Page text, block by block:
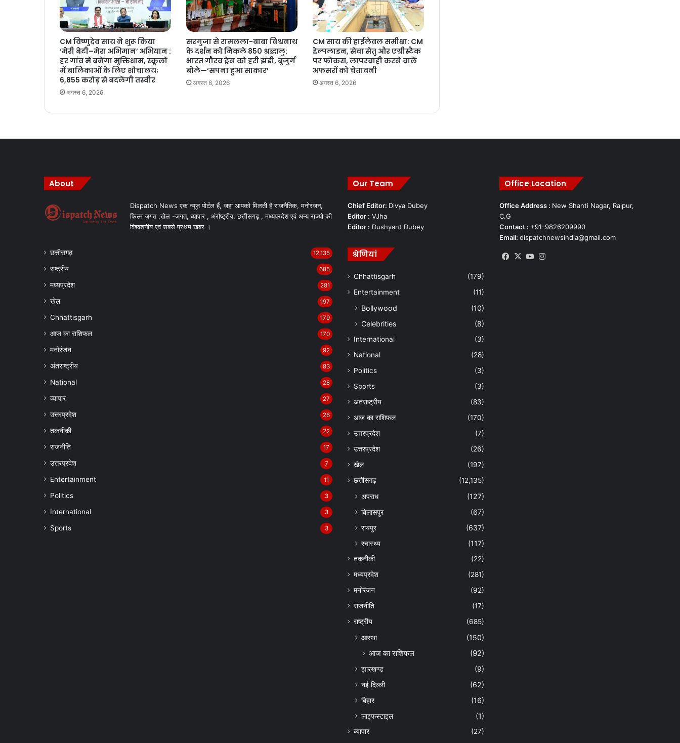
CM विष्णुदेव साय ने शुरू किया
‘मेरी बेटी–मेरा अभिमान’ अभियान :
हर गांव में बनेगा मुक्तिधाम, स्कूलों
में बालिकाओं के लिए शौचालय;
6,855 करोड़ से बदलेगी तस्वीर
अगस्त 6, 2026
सरगुजा से रामलला-बाबा विश्वनाथ
के दर्शन को निकले 850 श्रद्धालु:
भारत गौरव ट्रेन को हरी झंडी, बुजुर्ग
बोले—‘सपना हुआ साकार’
अगस्त 6, 2026
CM साय की हाईलेवल समीक्षा: CM
हेल्पलाइन, सेवा सेतु और एग्रीस्टैक
पर फोकस, लापरवाही करने वाले
अफसरों को चेतावनी
अगस्त 6, 2026
About
Dispatch News एक न्यूज़ पोर्टल हैं, जहां आपको मिलती हैं राजनैतिक, मनोरंजन,
फिल्म जगत ,खेल -जगत, व्यापार , अंर्राष्ट्रीय, छत्तीसगढ़ , मध्यप्रदेश एवं अन्य राज्यो की
विश्वशनीय एवं सबसे प्रथम खबर ।
छत्तीसगढ़ 12,135
राष्ट्रीय 685
मध्यप्रदेश 281
खेल 197
Chhattisgarh 179
आज का राशिफल 170
मनोरंजन 92
अंतराष्ट्रीय 83
National 28
व्यापार 27
उत्तरप्रदेश 26
तकनीकी 22
राजनीति 17
उत्तरप्रदेश 7
Entertainment 11
Politics 3
International 3
Sports 3
Our Team
Chief Editor: Divya Dubey
Editor : VJha
Editor : Dushyant Dubey
श्रेणियां
Chhattisgarh
(179)
Entertainment
(11)
Bollywood
(10)
Celebrities
(8)
International
(3)
National
(28)
Politics
(3)
Sports
(3)
अंतराष्ट्रीय
(83)
आज का राशिफल
(170)
उत्तरप्रदेश
(7)
उत्तरप्रदेश
(26)
खेल
(197)
छत्तीसगढ़
(12,135)
अपराध
(127)
बिलासपुर
(67)
रायपुर
(637)
स्वास्थ्य
(117)
तकनीकी
(22)
मध्यप्रदेश
(281)
मनोरंजन
(92)
राजनीति
(17)
राष्ट्रीय
(685)
आस्था (150)
आज का राशिफल (92)
झारखण्ड
(9)
नई दिल्ली
(62)
बिहार
(16)
लाइफस्टाइल
(1)
व्यापार (27)
Office Location
Office Address : New Shanti Nagar, Raipur,
C.G
Contact : +91-9826209990
Email: dispatchnewsindia@gmail.com
Facebook
X YouTube